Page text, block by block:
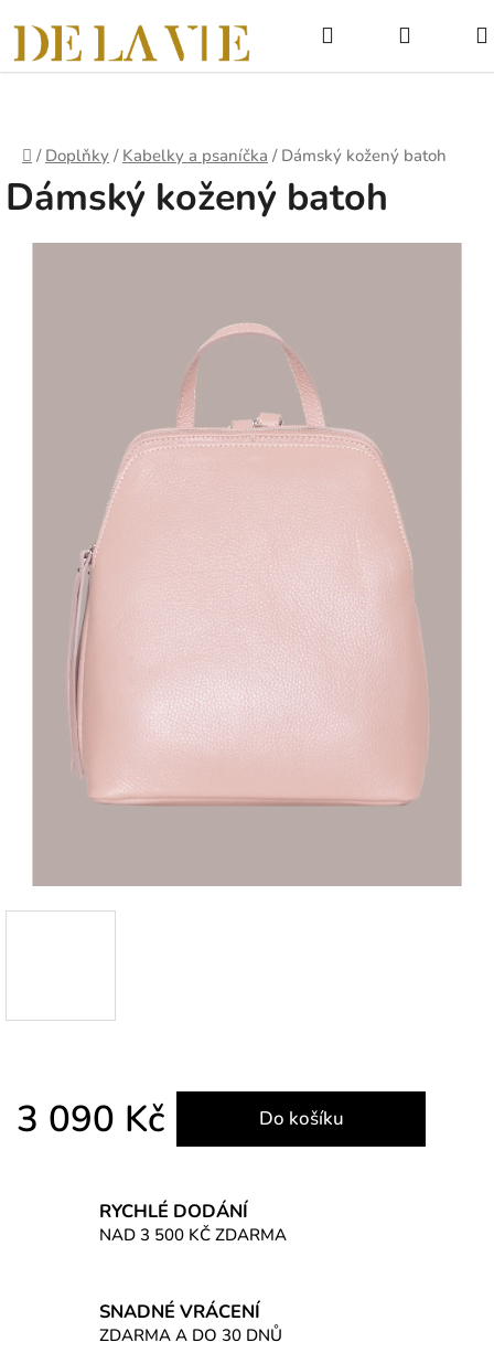
na
obsah
NÁKUPNÍ
KOŠÍK
Domů
/ Doplňky / Kabelky a psaníčka / Dámský kožený batoh
3 090 Kč Do košíku
Dámský kožený batoh
RYCHLÉ DODÁNÍ
NAD 3 500 KČ ZDARMA
SNADNÉ VRÁCENÍ
ZDARMA A DO 30 DNŮ